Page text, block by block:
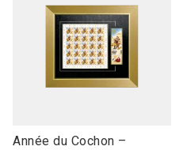
link
Année du Cochon –